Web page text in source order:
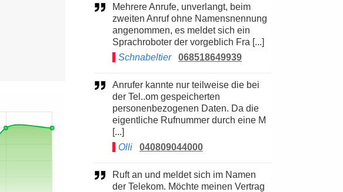
Mehrere Anrufe, unverlangt, beim
zweiten Anruf ohne Namensnennung
angenommen, es meldet sich ein
Sprachroboter der vorgeblich Fra [...]
Schnabeltier
068518649939
Anrufer kannte nur teilweise die bei
der Tel..om gespeicherten
personenbezogenen Daten. Da die
eigentliche Rufnummer durch eine M
[...]
Olli
040809044000
Ruft an und meldet sich im Namen
der Telekom. Möchte meinen Vertrag